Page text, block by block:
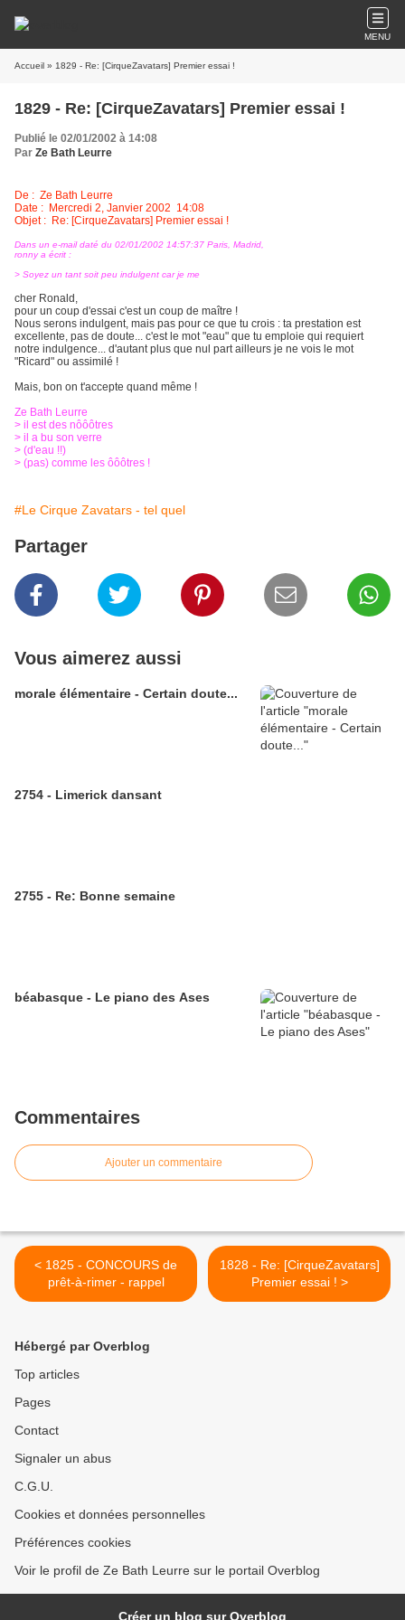
MENU
Accueil » 1829 - Re: [CirqueZavatars] Premier essai !
1829 - Re: [CirqueZavatars] Premier essai !
Publié le 02/01/2002 à 14:08
Par Ze Bath Leurre
De : Ze Bath Leurre
Date : Mercredi 2, Janvier 2002 14:08
Objet : Re: [CirqueZavatars] Premier essai !
Dans un e-mail daté du 02/01/2002 14:57:37 Paris, Madrid,
ronny a écrit :
> Soyez un tant soit peu indulgent car je me
cher Ronald,
pour un coup d'essai c'est un coup de maître !
Nous serons indulgent, mais pas pour ce que tu crois : ta prestation est
excellente, pas de doute... c'est le mot "eau" que tu emploie qui requiert
notre indulgence... d'autant plus que nul part ailleurs je ne vois le mot
"Ricard" ou assimilé !
Mais, bon on t'accepte quand même !
Ze Bath Leurre
> il est des nôôôtres
> il a bu son verre
> (d'eau !!)
> (pas) comme les ôôôtres !
#Le Cirque Zavatars - tel quel
Partager
Vous aimerez aussi
morale élémentaire - Certain doute...
2754 - Limerick dansant
2755 - Re: Bonne semaine
béabasque - Le piano des Ases
Commentaires
Ajouter un commentaire
< 1825 - CONCOURS de
prêt-à-rimer - rappel
1828 - Re: [CirqueZavatars]
Premier essai ! >
Hébergé par Overblog
Top articles
Pages
Contact
Signaler un abus
C.G.U.
Cookies et données personnelles
Préférences cookies
Voir le profil de Ze Bath Leurre sur le portail Overblog
Créer un blog sur Overblog